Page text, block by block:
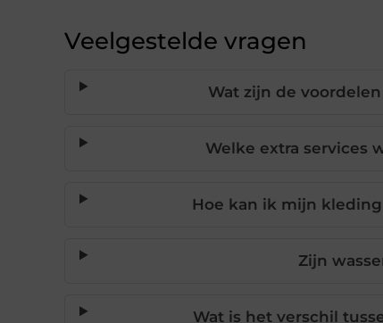
Veelgestelde vragen
Wat zijn de
Welke extra services
Hoe kan ik mijn
Zijn
Wat is het verschil